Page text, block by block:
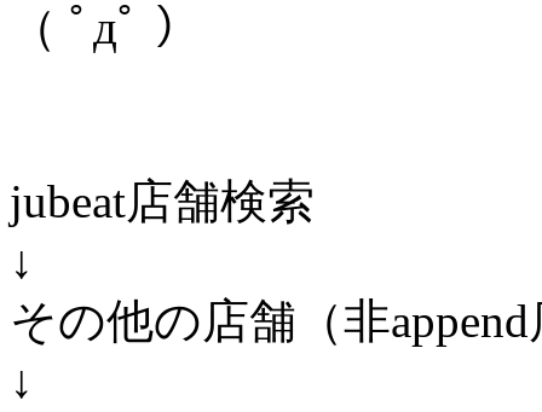
（ ﾟдﾟ ）
jubeat店舗検索
↓
その他の店舗（非
↓